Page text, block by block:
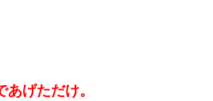
げただけ。